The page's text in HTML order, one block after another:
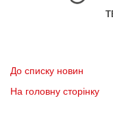
До списку новин
На головну сторінку